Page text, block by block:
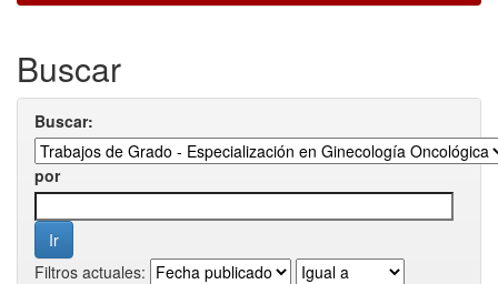
Buscar
Buscar:
por
Filtros actuales: